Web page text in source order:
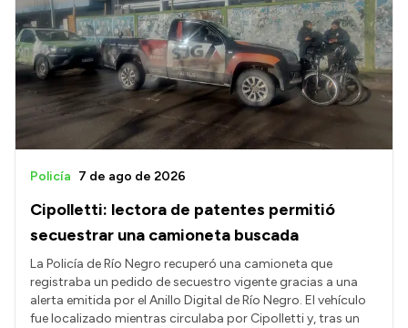
Cipolletti: lectora de patentes permitió
secuestrar una camioneta buscada
Policía 7 de ago de 2026
La Policía de Río Negro recuperó una camioneta que
registraba un pedido de secuestro vigente gracias a una
alerta emitida por el Anillo Digital de Río Negro. El vehículo
fue localizado mientras circulaba por Cipolletti y, tras un